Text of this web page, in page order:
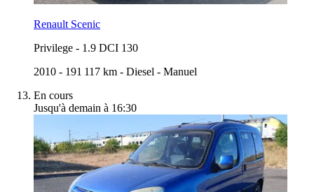
Renault Scenic
Privilege - 1.9 DCI 130
2010 - 191 117 km - Diesel - Manuel
En cours
Jusqu'à demain à 16:30